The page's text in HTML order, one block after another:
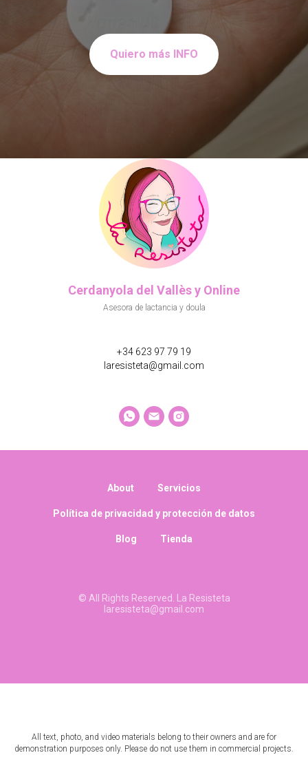
Quiero más INFO
Cerdanyola del Vallès y Online
Asesora de lactancia y doula
+34 623 97 79 19
laresisteta@gmail.com
About Servicios
Política de privacidad y protección de datos
Blog Tienda
© All Rights Reserved. La Resisteta
laresisteta@gmail.com
All text, photo, and video materials belong to their owners and are for
demonstration purposes only. Please do not use them in commercial projects.